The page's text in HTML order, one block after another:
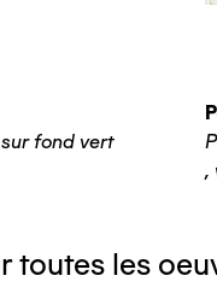
fond vert
,
toutes les